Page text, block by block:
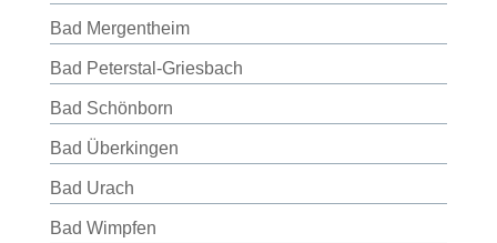
Bad Mergentheim
Bad Peterstal-Griesbach
Bad Schönborn
Bad Überkingen
Bad Urach
Bad Wimpfen